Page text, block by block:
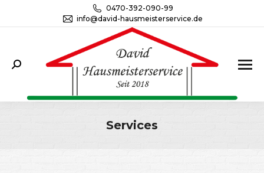
0470-392-090-99
info@david-hausmeisterservice.de
Search:
Services